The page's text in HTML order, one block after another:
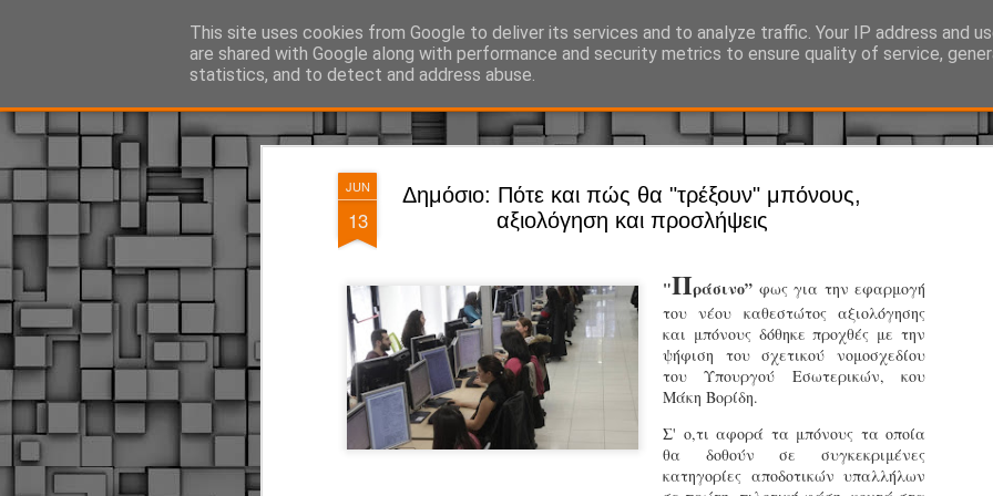
JUN
13
Δημόσιο: Πότε και πώς θα "τρέξουν" μπόνους,
αξιολόγηση και προσλήψεις
"Πράσινο” φως για την εφαρμογή
του νέου καθεστώτος αξιολόγησης
και μπόνους δόθηκε προχθές με την
ψήφιση του σχετικού νομοσχεδίου
του Υπουργού Εσωτερικών, κου
Μάκη Βορίδη.
Σ' ο,τι αφορά τα μπόνους τα οποία
θα δοθούν σε συγκεκριμένες
κατηγορίες αποδοτικών υπαλλήλων
This site uses cookies from Google to deliver its services and to analyze traffic. Your IP address and
are shared with Google along with performance and security metrics to ensure quality of service,
statistics, and to detect and address abuse.
ΔΗΜΟΤΙΚΗ ΑΣΤΥΝΟΜΙΑ, τα νέα! Ό, τι συμβαίνει γύρω από τη Δημοτική Αστυνομία, την τοπική
JUL
Ξεκινά επίσημα η
Η Δημοτική Αστυνομία
καθώς από την 1η
παρουσία του Δήμου
χώρους.
Η νέα υπηρεσία θα